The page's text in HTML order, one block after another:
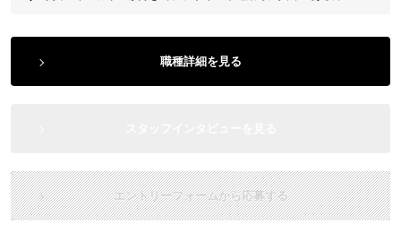
職種詳細を見る
エントリーフォームから応募する